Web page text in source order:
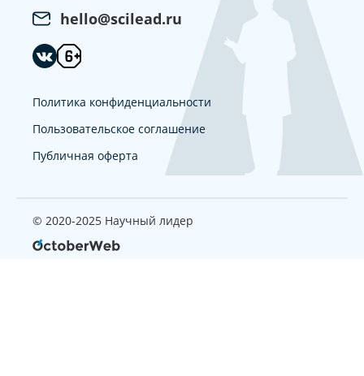
hello@scilead.ru
Политика конфиденциальности
Пользовательское соглашение
Публичная оферта
© 2020-2025 Научный лидер